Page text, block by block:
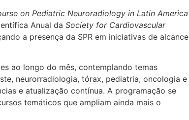
on Pediatric Neuroradiology in Latin America
Anual da Society for Cardiovascular
a presença da SPR em iniciativas de alcance
ao longo do mês, contemplando temas
neurorradiologia, tórax, pediatria, oncologia e
e atualização contínua. A programação se
temáticos que ampliam ainda mais o